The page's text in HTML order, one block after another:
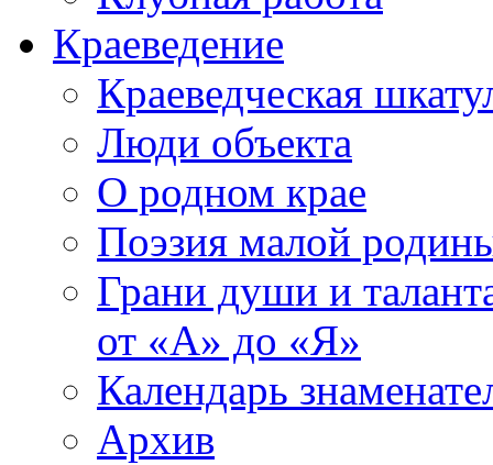
Краеведение
Краеведческая
Люди объекта
О родном крае
Поэзия малой
Грани души и
от «А» до «Я»
Календарь
Архив